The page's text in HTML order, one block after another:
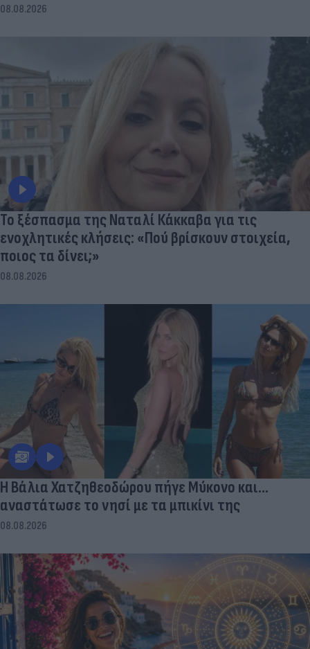
08.08.2026
Το ξέσπασμα της Ναταλί Κάκκαβα για τις
ενοχλητικές κλήσεις: «Πού βρίσκουν στοιχεία,
ποιος τα δίνει;»
08.08.2026
Η Βάλια Χατζηθεοδώρου πήγε Μύκονο και...
αναστάτωσε το νησί με τα μπικίνι της
08.08.2026